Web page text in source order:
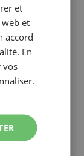
soir
terrain
arrow_forward
et
et
accord
En
vos